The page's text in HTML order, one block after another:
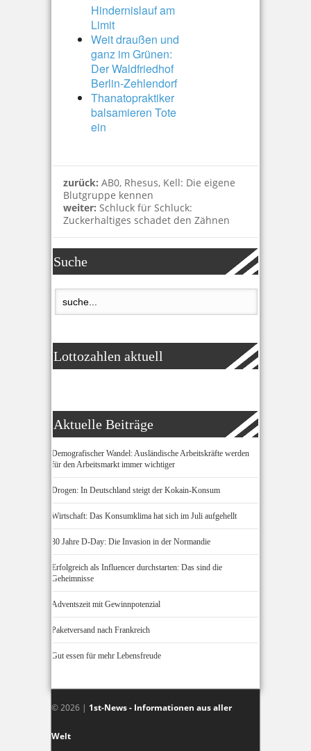
Hindernislauf am
Limit
Weit draußen und
ganz im Grünen:
Der Waldfriedhof
Berlin-Zehlendorf
Thanatopraktiker
balsamieren Tote
ein
zurück: AB0, Rhesus, Kell: Die eigene
Blutgruppe kennen
weiter: Schluck für Schluck:
Zuckerhaltiges schadet den Zähnen
Suche
Lottozahlen aktuell
Aktuelle Beiträge
Demografischer Wandel: Ausländische Arbeitskräfte werden
für den Arbeitsmarkt immer wichtiger
Drogen: In Deutschland steigt der Kokain-Konsum
Wirtschaft: Das Konsumklima hat sich im Juli aufgehellt
80 Jahre D-Day: Die Invasion in der Normandie
Erfolgreich als Influencer durchstarten: Das sind die
Geheimnisse
Adventszeit mit Gewinnpotenzial
Paketversand nach Frankreich
Gut essen für mehr Lebensfreude
© 2026 | 1st-News - Informationen aus aller
Welt